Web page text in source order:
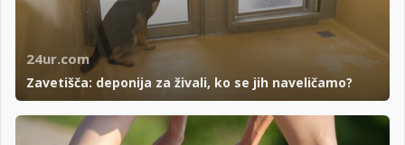
24ur.com
Zavetišča: deponija za živali, ko se jih naveličamo?